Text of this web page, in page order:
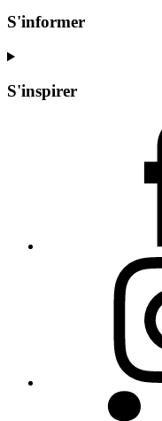
S'informer
S'inspirer